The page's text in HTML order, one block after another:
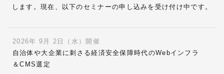
します。現在、以下のセミナーの申し込みを受け付け中です。
2026年 9月 2日（水）開催
自治体や大企業に刺さる経済安全保障時代のWebインフラ
＆CMS選定